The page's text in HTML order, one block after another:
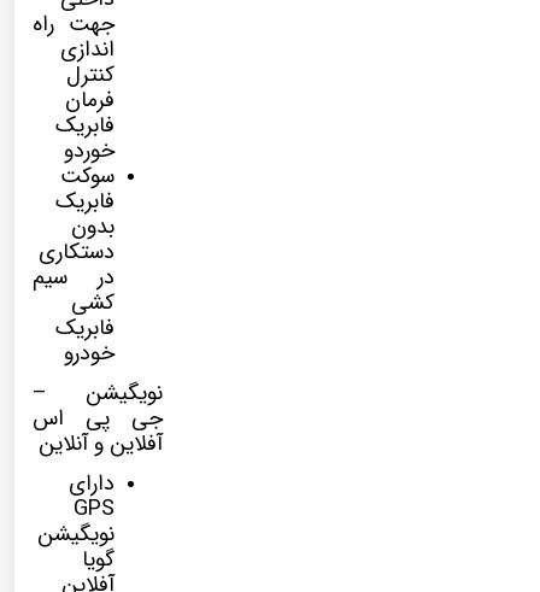
جهت راه
اندازی
کنترل
فرمان
فابریک
خوردو
سوکت
فابریک
بدون
دستکاری
در سیم
کشی
فابریک
خودرو
نویگیشن –
جی پی اس
آفلاین و آنلاین
دارای
GPS
نویگیشن
گویا
آفلاین